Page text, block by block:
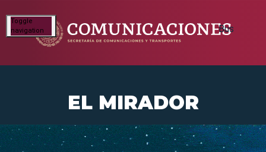
Toggle
navigation
EL MIRADOR